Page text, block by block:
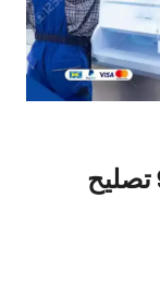
فني ثلاجات القصر 98577272 تصليح